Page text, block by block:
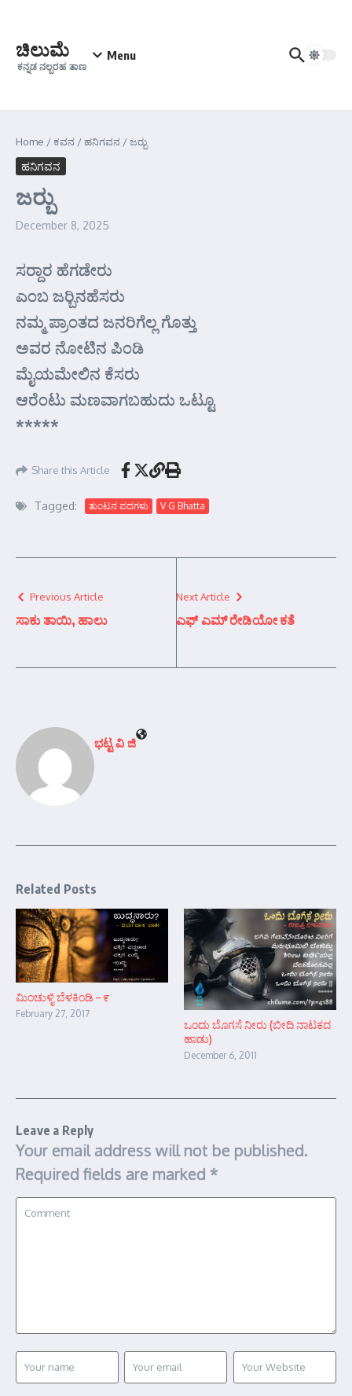
ಚಿಲುಮೆ
ಕನ್ನಡ ನಲ್ಬರಹ ತಾಣ
Menu
Home /ಕವನ /ಹನಿಗವನ /ಜರ್‍ಬು
ಹನಿಗವನ
ಜರ್‍ಬು
December 8, 2025
ಸರ್‍ದಾರ ಹೆಗಡೇರು
ಎಂಬ ಜರ್‍ಬಿನಹೆಸರು
ನಮ್ಮ ಪ್ರಾಂತದ ಜನರಿಗೆಲ್ಲ ಗೊತ್ತು
ಅವರ ನೋಟಿನ ಪಿಂಡಿ
ಮೈಯಮೇಲಿನ ಕೆಸರು
ಆರೆಂಟು ಮಣವಾಗಬಹುದು ಒಟ್ಟೂ
*****
Share this Article
Tagged: ತುಂಟನ ಪದಗಳು V G Bhatta
Previous Article
ಸಾಕು ತಾಯಿ, ಹಾಲು
Next Article
ಎಫ್ ಎಮ್ ರೇಡಿಯೋ ಕತೆ
ಭಟ್ಟ ವಿ ಜಿ
Related Posts
ಮಿಂಚುಳ್ಳಿ ಬೆಳಕಿಂಡಿ – ೯
February 27, 2017
ಒಂದು ಬೊಗಸೆ ನೀರು (ಬೀದಿ ನಾಟಕದ
ಹಾಡು)
December 6, 2011
Leave a Reply
Your email address will not be published.
Required fields are marked *